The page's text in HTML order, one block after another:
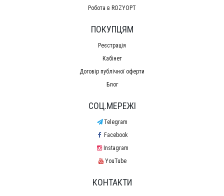
Робота в ROZYOPT
ПОКУПЦЯМ
Реєстрація
Кабінет
Договір публічної оферти
Блог
СОЦ.МЕРЕЖІ
Telegram
Facebook
Instagram
YouTube
КОНТАКТИ